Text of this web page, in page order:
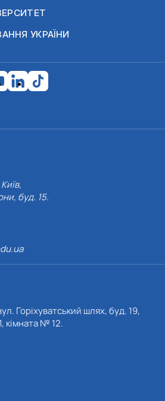
УКРАЇНИ
буд. 15.
Горіхуватський шлях, буд. 19,
кімната № 12.